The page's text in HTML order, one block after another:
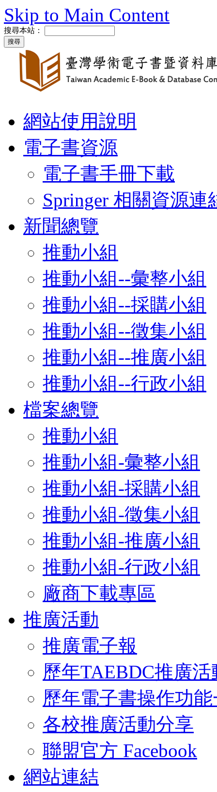
Skip to Main Content
搜尋本站：
網站使用說明
電子書資源
電子書手冊下載
Springer 相關資源連
新聞總覽
推動小組
推動小組--彙整小組
推動小組--採購小組
推動小組--徵集小組
推動小組--推廣小組
推動小組--行政小組
檔案總覽
推動小組
推動小組-彙整小組
推動小組-採購小組
推動小組-徵集小組
推動小組-推廣小組
推動小組-行政小組
廠商下載專區
推廣活動
推廣電子報
歷年TAEBDC推廣活
歷年電子書操作功
各校推廣活動分享
聯盟官方 Facebook
網站連結